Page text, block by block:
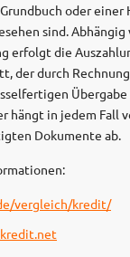
oder einer
sind.
erfolgt die
der durch
hängt in jedem Fall
Dokumente ab.
vergleich/kredit/